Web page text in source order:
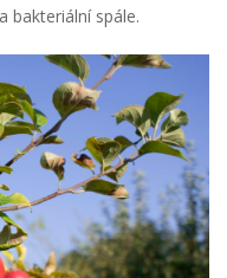
bakteriální spále.